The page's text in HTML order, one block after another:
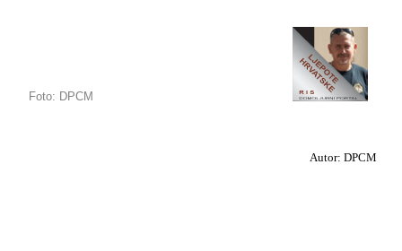
Foto: DPCM
Autor: DPCM